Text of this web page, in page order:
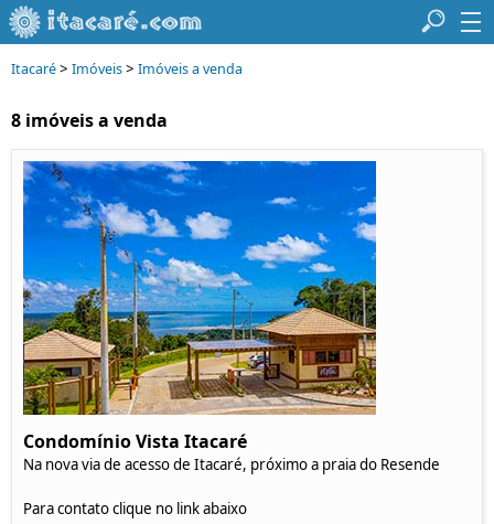
Itacaré> Imóveis> Imóveis a venda
8 imóveis a venda
Condomínio Vista Itacaré
Na nova via de acesso de Itacaré, próximo a praia do Resende
Para contato clique no link abaixo